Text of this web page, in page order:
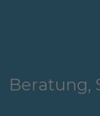
Beratung,